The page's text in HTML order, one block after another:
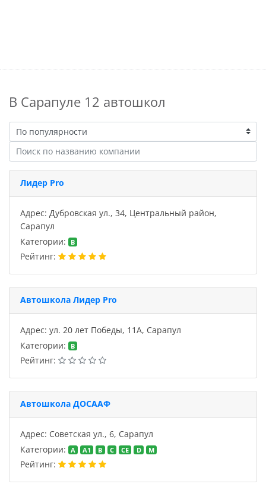
В Сарапуле 12 автошкол
Лидер Pro
Адрес: Дубровская ул., 34, Центральный район,
Сарапул
Категории:
B
Рейтинг:
Автошкола Лидер Pro
Адрес: ул. 20 лет Победы, 11А, Сарапул
Категории:
B
Рейтинг:
Автошкола ДОСААФ
Адрес: Советская ул., 6, Сарапул
Категории:
A A1 B C CE D M
Рейтинг: